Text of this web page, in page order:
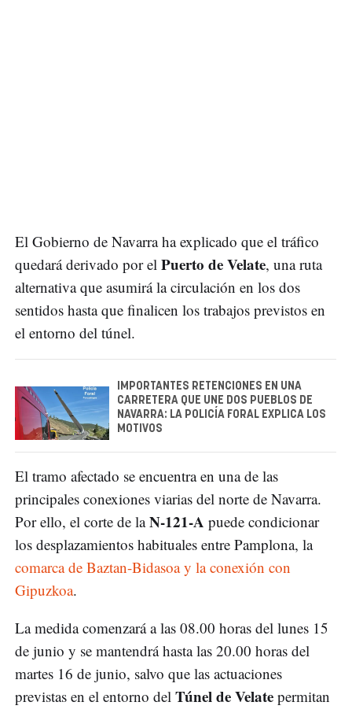
El Gobierno de Navarra ha explicado que el tráfico
quedará derivado por el Puerto de Velate, una ruta
alternativa que asumirá la circulación en los dos
sentidos hasta que finalicen los trabajos previstos en
el entorno del túnel.
IMPORTANTES RETENCIONES EN UNA
CARRETERA QUE UNE DOS PUEBLOS DE
NAVARRA: LA POLICÍA FORAL EXPLICA LOS
MOTIVOS
El tramo afectado se encuentra en una de las
principales conexiones viarias del norte de Navarra.
Por ello, el corte de laN-121-A puede condicionar
los desplazamientos habituales entre Pamplona, la
comarca de Baztan-Bidasoa y la conexión con
Gipuzkoa.
La medida comenzará a las 08.00 horas del lunes 15
de junio y se mantendrá hasta las 20.00 horas del
martes 16 de junio, salvo que las actuaciones
previstas en el entorno del Túnel de Velate permitan